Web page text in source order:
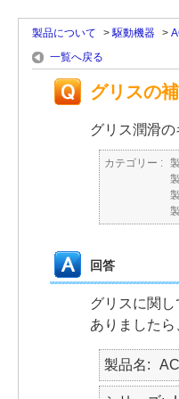
製品について >駆動機器 >
一覧へ戻る
グリスの
グリス潤滑
カテゴリー :
回答
グリスに関
ありましたら
製品名